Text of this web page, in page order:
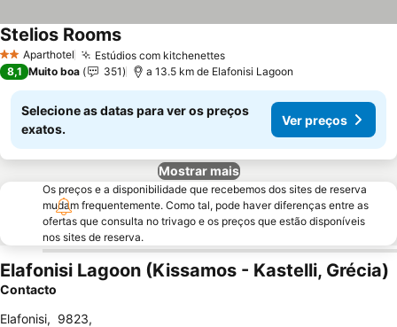
2 EstrelasAparthotel Estúdios com kitchenettesVer preços
Stelios RoomsVer preços
8,1 Muito boa 351 a 13.5 km de Elafonisi Lagoon
Selecione as datas para ver os preços
exatos.
Ver preços
Mostrar mais
Os preços e a disponibilidade que recebemos dos sites de reserva
mudam frequentemente. Como tal, pode haver diferenças entre as
ofertas que consulta no trivago e os preços que estão disponíveis
nos sites de reserva.
Elafonisi Lagoon (Kissamos - Kastelli, Grécia)
Contacto
Elafonisi, 9823,